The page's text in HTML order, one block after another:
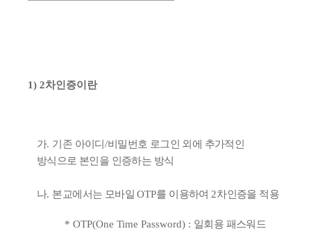
1) 2차인증이란
가. 기존 아이디 /비밀번호 로그인 외에 추가적인
방식으로 본인을 인증하는 방식
나. 본교에서는 모바일OTP를 이용하여 2차인증을 적용
* OTP(One Time Password) : 일회용 패스워드